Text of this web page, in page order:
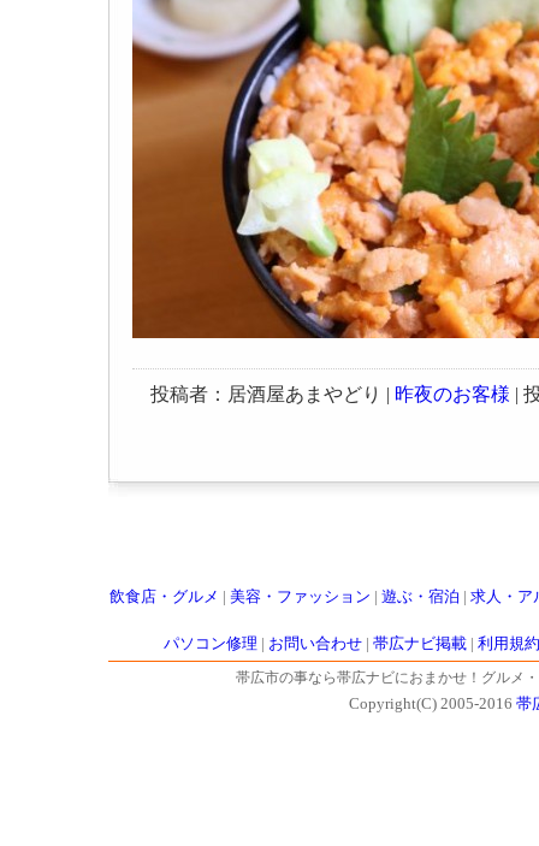
投稿者：居酒屋あまやどり | 昨夜のお客様 |
飲食店・グルメ 美容・ファッション 遊ぶ・宿泊 求人・ア
パソコン修理 お問い合わせ| 帯広ナビ掲載| 利用規約
帯広市の事なら帯広ナビにおまかせ！グルメ
Copyright(C) 2005-2016 帯